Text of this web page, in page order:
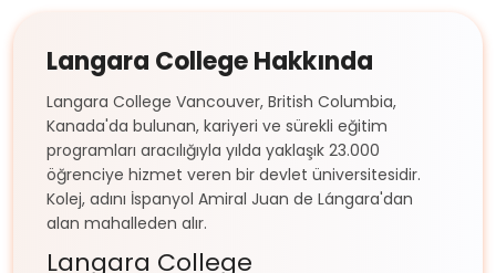
Langara College Hakkında
Langara College Vancouver, British Columbia,
Kanada'da bulunan, kariyeri ve sürekli eğitim
programları aracılığıyla yılda yaklaşık 23.000
öğrenciye hizmet veren bir devlet üniversitesidir.
Kolej, adını İspanyol Amiral Juan de Lángara'dan
alan mahalleden alır.
Langara College